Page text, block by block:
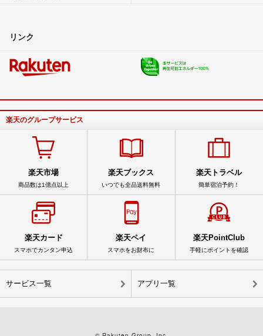
リンク
楽天のグループサービス
楽天市場
商品数は1億点以上
楽天ブックス
いつでも全品送料無料
楽天トラベル
簡単宿泊予約！
楽天カード
スマホでカンタン申込
楽天ペイ
スマホをお財布に
楽天PointClub
手軽にポイントを確認
サービス一覧 アプリ一覧